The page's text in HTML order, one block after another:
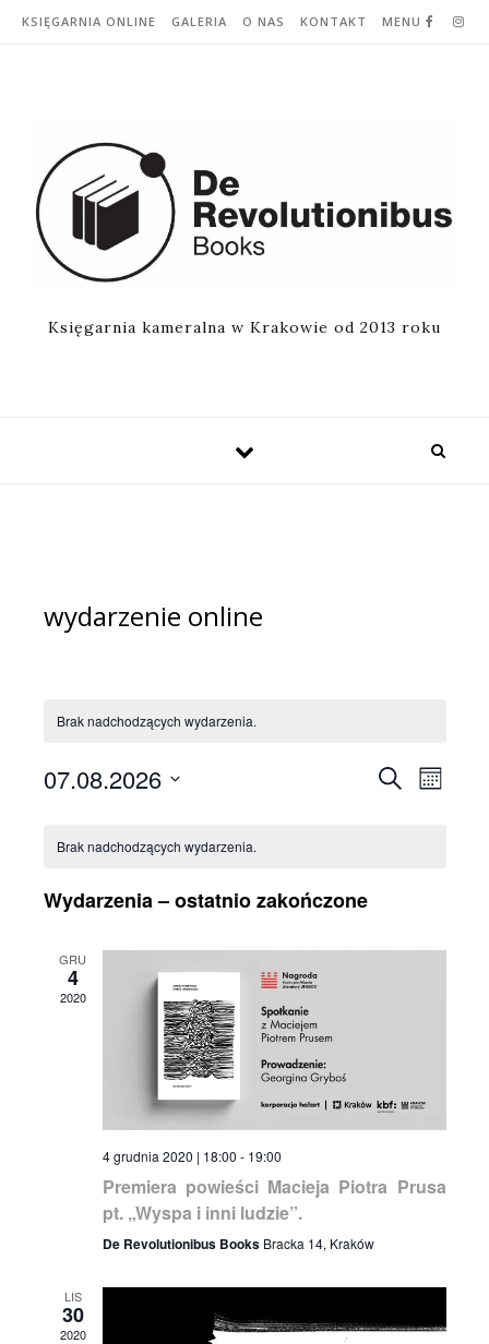
Skip to content
KSIĘGARNIA ONLINE GALERIA O NAS KONTAKT MENU
Księgarnia kameralna w Krakowie od 2013 roku
wydarzenie online
Brak nadchodzących wydarzenia.
SzukajMiesiąc
07.08.2026
Wydarzenia
Brak nadchodzących wydarzenia.
Wydarzenia – ostatnio zakończone
GRU
4
2020
4 grudnia 2020 | 18:00 - 19:00
Premiera powieści Macieja Piotra Prusa
pt. „Wyspa i inni ludzie”.
De Revolutionibus Books Bracka 14, Kraków
LIS
30
2020